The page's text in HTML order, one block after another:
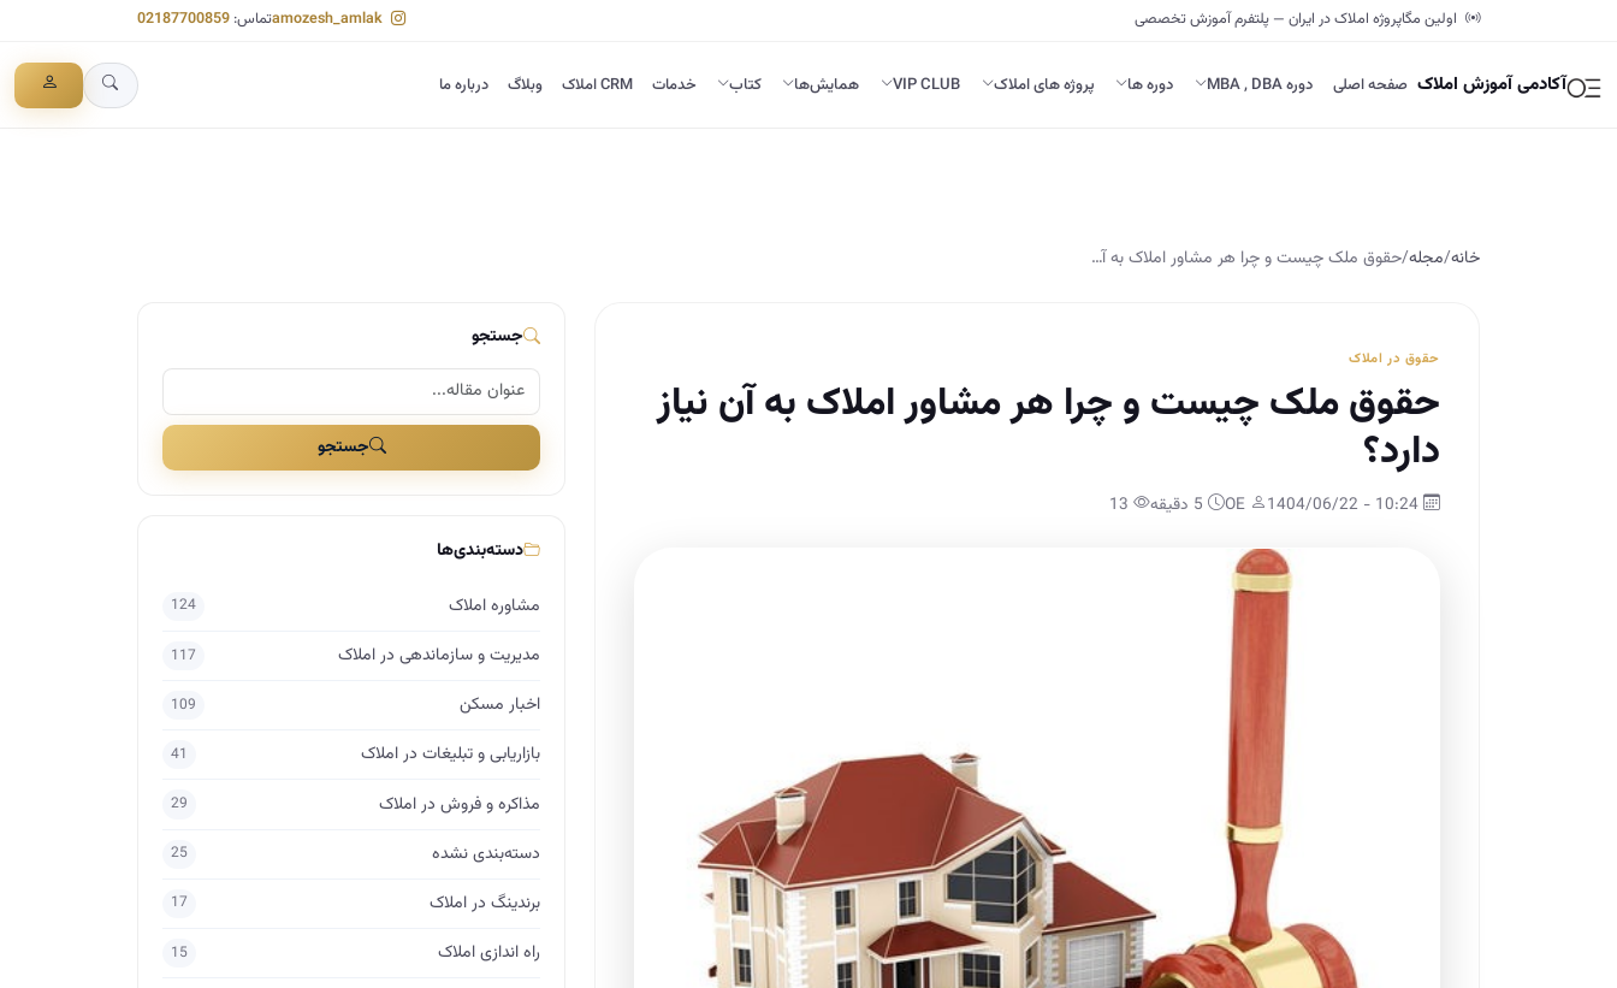
اولین مگاپروژه املاک در ایران — پلتفرم آموزش تخصصی تماس: 02187700859
آکادمی آموزش املاک صفحه اصلی دوره MBA , DBA دوره ها پروژه های املاک VIP CLUB همایش‌ها کتاب خدمات CRM املاک وبلاگ درباره ما
خانه/مجله/حقوق ملک چیست و چرا هر مشاور املاک به آ…
حقوق در املاک
حقوق ملک چیست و چرا هر مشاور املاک به آن نیاز
دارد؟
جستجو
جستجو
دسته‌بندی‌ها
مشاوره املاک 124
مدیریت و سازماندهی در املاک 117
اخبار مسکن 109
بازاریابی و تبلیغات در املاک 41
مذاکره و فروش در املاک 29
دسته‌بندی نشده 25
برندینگ در املاک 17
راه اندازی املاک 15